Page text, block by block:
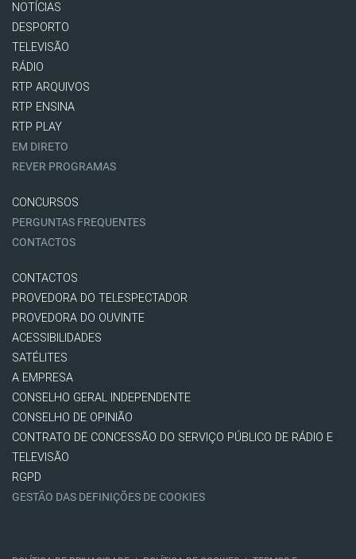
NOTÍCIAS
DESPORTO
TELEVISÃO
RÁDIO
RTP ARQUIVOS
RTP ENSINA
RTP PLAY
EM DIRETO
REVER PROGRAMAS
CONCURSOS
PERGUNTAS FREQUENTES
CONTACTOS
CONTACTOS
PROVEDORA DO TELESPECTADOR
PROVEDORA DO OUVINTE
ACESSIBILIDADES
SATÉLITES
A EMPRESA
CONSELHO GERAL INDEPENDENTE
CONSELHO DE OPINIÃO
CONTRATO DE CONCESSÃO DO SERVIÇO PÚBLICO DE RÁDIO E
TELEVISÃO
RGPD
GESTÃO DAS DEFINIÇÕES DE COOKIES